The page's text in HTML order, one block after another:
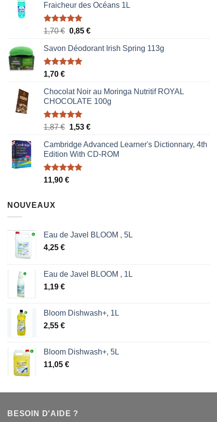
Fraicheur des Océans 1L
Note5.00
sur 5
1,70€ Le
initial
était :
0,85 €Le
actuel
Savon Déodorant Irish Spring 113g
Note5.00
sur 5
1,70 €
Chocolat Noir au Moringa Nutritif ROYAL
CHOCOLATE 100g
Note5.00
sur 5
1,87€ Le
initial
était :
1,87 €.
1,53 €Le
actuel
est :
Cambridge Advanced Learner's Dictionnary, 4th
Edition With CD-ROM
Note5.00
sur 5
11,90 €
NOUVEAUX
Eau de Javel BLOOM , 5L
4,25 €
Eau de Javel BLOOM , 1L
1,19 €
Bloom Dishwash+, 1L
2,55 €
Bloom Dishwash+, 5L
11,05 €
BESOIN D'AIDE ?